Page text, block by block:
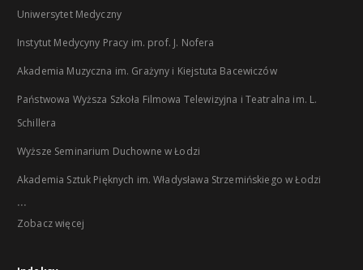
Uniwersytet Medyczny
Instytut Medycyny Pracy im. prof. J. Nofera
Akademia Muzyczna im. Grażyny i Kiejstuta Bacewiczów
Państwowa Wyższa Szkoła Filmowa Telewizyjna i Teatralna im. L.
Schillera
Wyższe Seminarium Duchowne w Łodzi
Akademia Sztuk Pięknych im. Władysława Strzemińskiego w Łodzi
...
Zobacz więcej